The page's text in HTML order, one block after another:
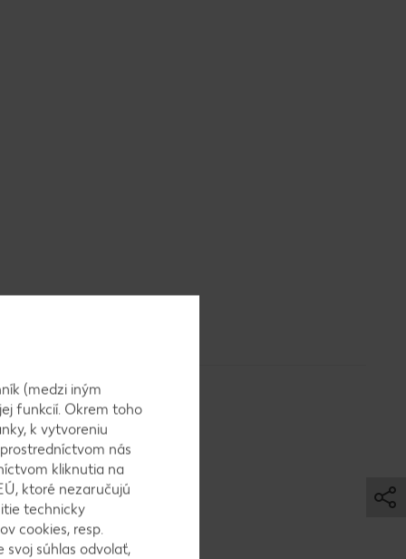
(medzi iným
funkcií. Okrem toho
k vytvoreniu
nás
kliknutia na
ktoré nezaručujú
technicky
cookies, resp.
svoj súhlas odvolať,